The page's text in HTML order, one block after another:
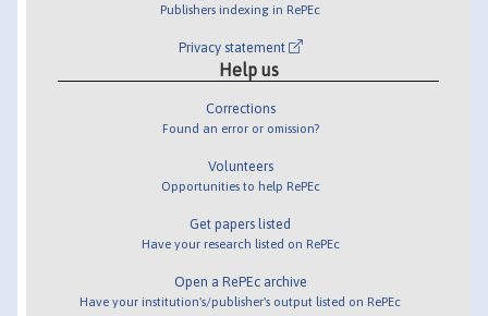
Publishers indexing in RePEc
Privacy statement
Help us
Corrections
Found an error or omission?
Volunteers
Opportunities to help RePEc
Get papers listed
Have your research listed on RePEc
Open a RePEc archive
Have your institution's/publisher's output listed on RePEc